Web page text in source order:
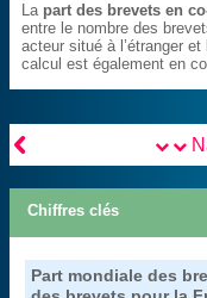
La part des brevets en
entre le nombre des
acteur situé à l’étranger
calcul est également en

Chiffres clés
Part mondiale des
50. la production
mesurée
".